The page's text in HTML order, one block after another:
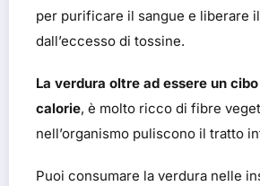
per purificare il sangue e liberare
dall’eccesso di tossine.
La verdura oltre ad essere un
calorie, è molto ricco di fibre
nell’organismo puliscono il tratto
Puoi consumare la verdura nelle